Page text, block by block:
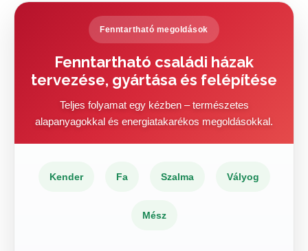
Fenntartható megoldások
Fenntartható családi házak
tervezése, gyártása és felépítése
Teljes folyamat egy kézben – természetes
alapanyagokkal és energiatakarékos megoldásokkal.
Kender Fa Szalma Vályog
Mész